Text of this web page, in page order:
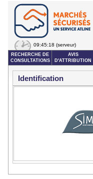
09:45:18 (serveur)
RECHERCHE DE
CONSULTATIONS
AVIS
D'ATTRIBUTION
Identification